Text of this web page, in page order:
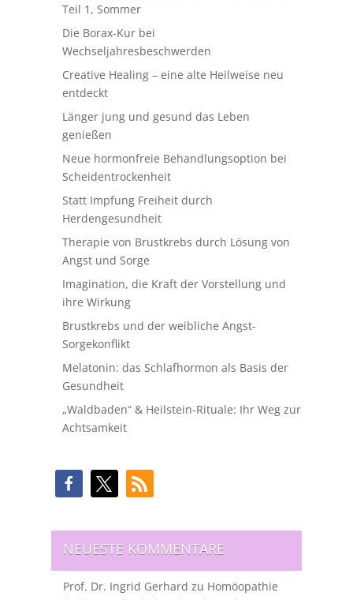
Teil 1, Sommer
Die Borax-Kur bei
Wechseljahresbeschwerden
Creative Healing – eine alte Heilweise neu
entdeckt
Länger jung und gesund das Leben
genießen
Neue hormonfreie Behandlungsoption bei
Scheidentrockenheit
Statt Impfung Freiheit durch
Herdengesundheit
Therapie von Brustkrebs durch Lösung von
Angst und Sorge
Imagination, die Kraft der Vorstellung und
ihre Wirkung
Brustkrebs und der weibliche Angst-
Sorgekonflikt
Melatonin: das Schlafhormon als Basis der
Gesundheit
„Waldbaden“ & Heilstein-Rituale: Ihr Weg zur
Achtsamkeit
NEUESTE KOMMENTARE
Prof. Dr. Ingrid Gerhard zu Homöopathie